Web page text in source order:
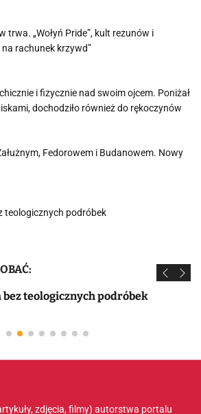
trwa. „Wołyń Pride”, kult rezunów i
na rachunek krzywd”
i fizycznie nad swoim ojcem. Poniżał
dochodziło również do rękoczynów
Fedorowem i Budanowem. Nowy
teologicznych podróbek
bez teologicznych podróbek
zdjęcia, filmy) autorstwa portalu